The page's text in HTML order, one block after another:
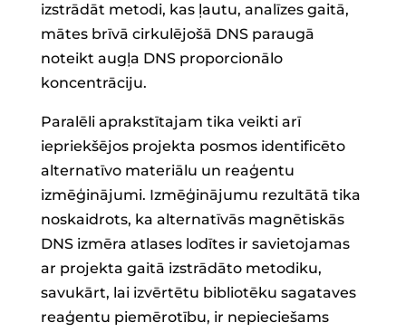
izstrādāt metodi, kas ļautu, analīzes gaitā,
mātes brīvā cirkulējošā DNS paraugā
noteikt augļa DNS proporcionālo
koncentrāciju.
Paralēli aprakstītajam tika veikti arī
iepriekšējos projekta posmos identificēto
alternatīvo materiālu un reaģentu
izmēģinājumi. Izmēģinājumu rezultātā tika
noskaidrots, ka alternatīvās magnētiskās
DNS izmēra atlases lodītes ir savietojamas
ar projekta gaitā izstrādāto metodiku,
savukārt, lai izvērtētu bibliotēku sagataves
reaģentu piemērotību, ir nepieciešams